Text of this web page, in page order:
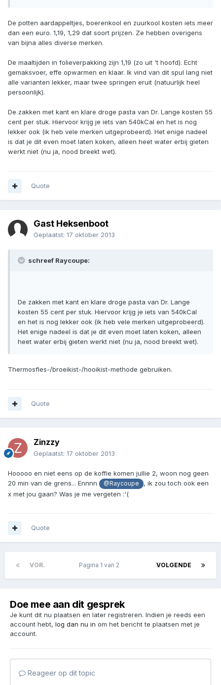
De potten aardappeltjes, boerenkool en zuurkool kosten iets meer
dan een euro. 1,19, 1,29 dat soort prijzen. Ze hebben overigens
van bijna alles diverse merken.
De maaltijden in folieverpakking zijn 1,19 (zo uit 't hoofd). Echt
gemaksvoer, effe opwarmen en klaar. Ik vind van dit spul lang niet
alle varianten lekker, maar twee springen eruit (natuurlijk heel
persoonlijk).
De zakken met kant en klare droge pasta van Dr. Lange kosten 55
cent per stuk. Hiervoor krijg je iets van 540kCal en het is nog
lekker ook (ik heb vele merken uitgeprobeerd). Het enige nadeel
is dat je dit even moet laten koken, alleen heet water erbij gieten
werkt niet (nu ja, nood breekt wet).
Quote
Gast Heksenboot
Geplaatst: 17 oktober 2013
schreef Raycoupe:
De zakken met kant en klare droge pasta van Dr. Lange
kosten 55 cent per stuk. Hiervoor krijg je iets van 540kCal
en het is nog lekker ook (ik heb vele merken uitgeprobeerd).
Het enige nadeel is dat je dit even moet laten koken, alleen
heet water erbij gieten werkt niet (nu ja, nood breekt wet).
Thermosfles-/broeikist-/hooikist-methode gebruiken.
Quote
Zinzzy
Geplaatst: 17 oktober 2013
Hooooo en niet eens op de koffie komen jullie 2, woon nog geen
20 min van de grens... Ennnn
@Raycoupe
, ik zou toch ook een
x met jou gaan? Was je me vergeten :'(
Quote
VOR. VOLGENDE
Pagina 1 van 2
Doe mee aan dit gesprek
Je kunt dit nu plaatsen en later registreren. Indien je reeds een
account hebt, log dan nu in om het bericht te plaatsen met je
account.
Reageer op dit topic